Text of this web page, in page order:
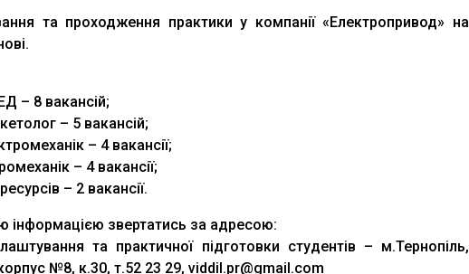
та проходження практики у компанії «Електропривод» на
– 8 вакансій;
– 5 вакансій;
– 4 вакансії;
– 4 вакансії;
– 2 вакансії.
інформацією звертатись за адресою:
та практичної підготовки студентів – м.Тернопіль,
№8, к.30, т.52 23 29, viddil.pr@gmail.com